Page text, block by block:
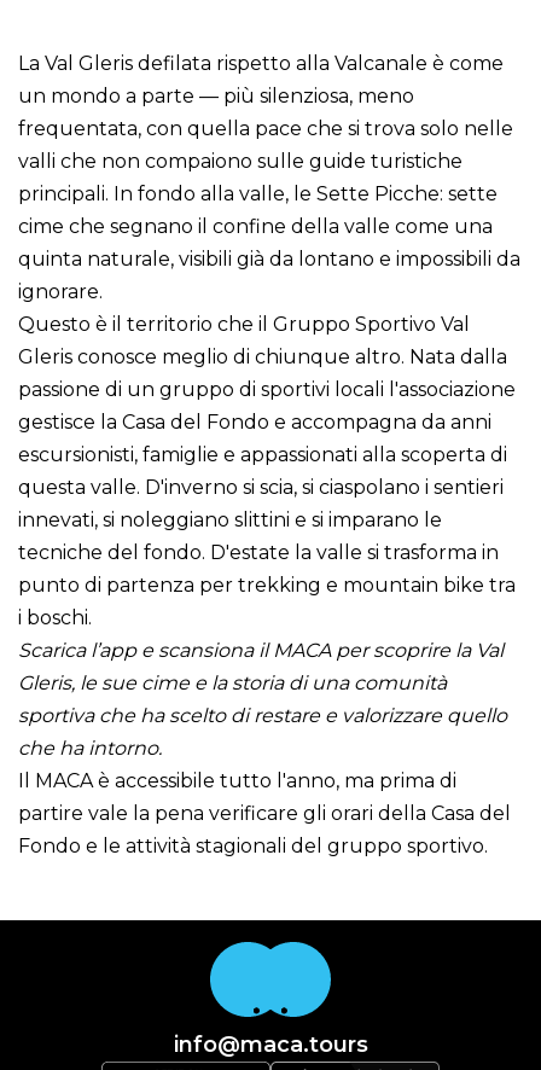
La Val Gleris defilata rispetto alla Valcanale è come
un mondo a parte — più silenziosa, meno
frequentata, con quella pace che si trova solo nelle
valli che non compaiono sulle guide turistiche
principali. In fondo alla valle, le Sette Picche: sette
cime che segnano il confine della valle come una
quinta naturale, visibili già da lontano e impossibili da
ignorare.
Questo è il territorio che il Gruppo Sportivo Val
Gleris conosce meglio di chiunque altro. Nata dalla
passione di un gruppo di sportivi locali l'associazione
gestisce la Casa del Fondo e accompagna da anni
escursionisti, famiglie e appassionati alla scoperta di
questa valle. D'inverno si scia, si ciaspolano i sentieri
innevati, si noleggiano slittini e si imparano le
tecniche del fondo. D'estate la valle si trasforma in
punto di partenza per trekking e mountain bike tra
i boschi.
Scarica l’app e scansiona il MACA per scoprire la Val
Gleris, le sue cime e la storia di una comunità
sportiva che ha scelto di restare e valorizzare quello
che ha intorno.
Il MACA è accessibile tutto l'anno, ma prima di
partire vale la pena verificare gli orari della Casa del
Fondo e le attività stagionali del gruppo sportivo.
info@maca.tours